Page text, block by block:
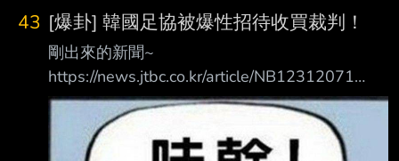
43 [爆卦] 韓國足協被爆性招待收買裁判！
剛出來的新聞~
https://news.jtbc.co.kr/article/NB12312071
Grok翻譯： 【獨家】足球協會取得「性招待」
文件…連世界盃、奧運裁判都有 主播： 現在要為
各位帶來的JTBC獨家報導，是14、15年前與大